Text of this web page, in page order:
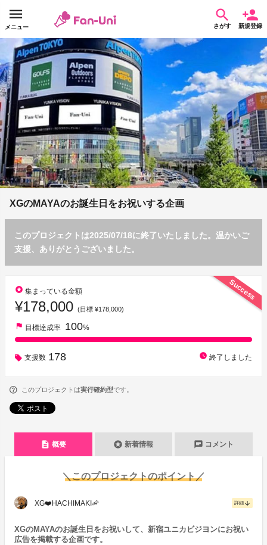
メニュー さがす 新規登録
XGのMAYAのお誕生日をお祝いする企画
このプロジェクトは2025/07/18に終了いたしました。温かいご
支援、ありがとうございました。
Success
stars 集まっている金額
¥178,000 (目標 ¥178,000)
flag 目標達成率 100%
支援数 178 watch_later 終了しました
このプロジェクトは実行確約型です。
description 概要 stars 新着情報 chat コメント
＼このプロジェクトのポイント／
XG❤️HACHIMAKI🦐 詳細 arrow_downward
XGのMAYAのお誕生日をお祝いして、新宿ユニカビジヨンにお祝い
広告を掲載する企画です。